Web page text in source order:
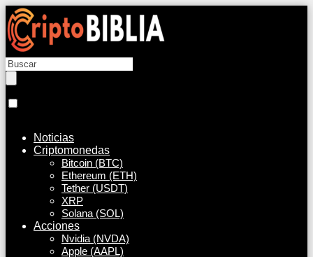
Noticias
Criptomonedas
Bitcoin (BTC)
Ethereum (ETH)
Tether (USDT)
XRP
Solana (SOL)
Acciones
Nvidia (NVDA)
Apple (AAPL)